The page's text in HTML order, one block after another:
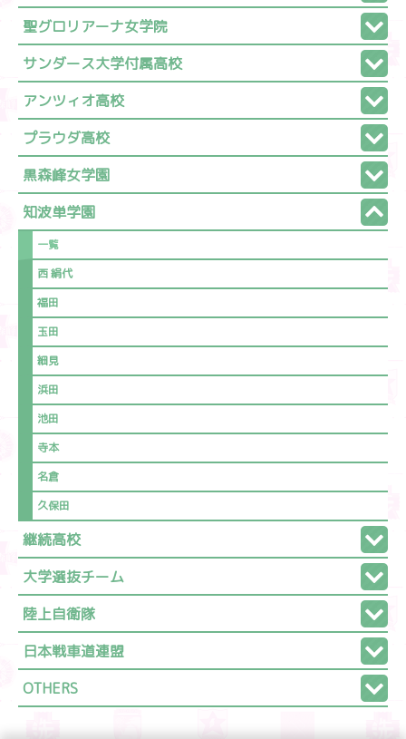
聖グロリアーナ女学院
サンダース大学付属高校
アンツィオ高校
プラウダ高校
黒森峰女学園
知波単学園
一覧
西 絹代
福田
玉田
細見
浜田
池田
寺本
名倉
久保田
継続高校
大学選抜チーム
陸上自衛隊
日本戦車道連盟
OTHERS